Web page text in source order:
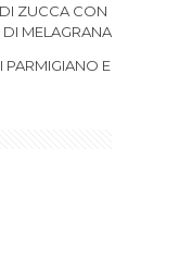
ZUCCA CON
MELAGRANA
PARMIGIANO E